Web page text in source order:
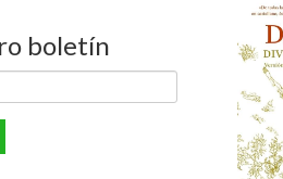
boletín